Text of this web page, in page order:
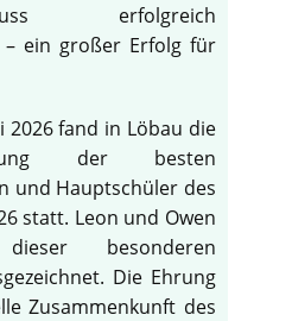
erfolgreich
– ein großer Erfolg für
2026 fand in Löbau die
der besten
und Hauptschüler des
statt. Leon und Owen
besonderen
Die Ehrung
Zusammenkunft des